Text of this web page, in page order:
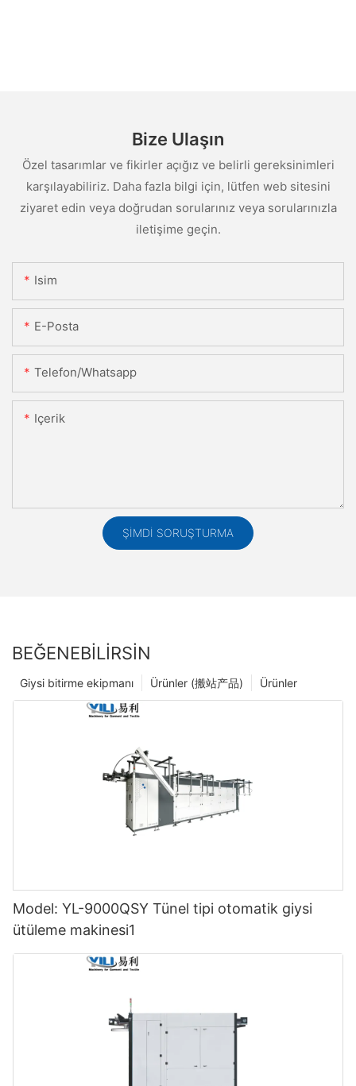
Bize Ulaşın
Özel tasarımlar ve fikirler açığız ve belirli gereksinimleri
karşılayabiliriz. Daha fazla bilgi için, lütfen web sitesini
ziyaret edin veya doğrudan sorularınız veya sorularınızla
iletişime geçin.
Isim
E-Posta
Telefon/whatsapp
Içerik
ŞIMDI SORUŞTURMA
BEĞENEBILIRSIN
Ürünler
Ürünler (搬站产品)
Giysi bitirme ekipmanı
Model: YL-9000QSY Tünel tipi otomatik giysi
ütüleme makinesi1